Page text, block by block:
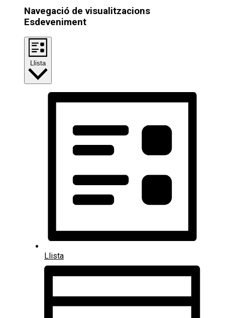
Navegació de visualitzacions
Esdeveniment
Llista
Llista